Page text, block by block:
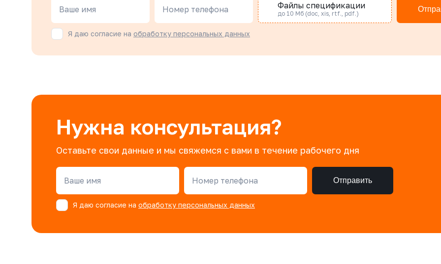
Ваше имя Номер телефона Файлы спецификации
до 10 Мб (doc, xis, rtf., pdf.)
Я даю согласие на обработку персональных данных
Нужна консультация?
Оставьте свои данные и мы свяжемся с вами в течение рабочего дня
Ваше имя Номер телефона Отправить
Я даю согласие на обработку персональных данных